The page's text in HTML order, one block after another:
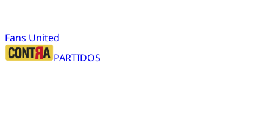
Fans United
PARTIDOS